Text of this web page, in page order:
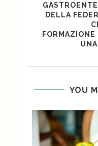
DELLA
FORMAZIONE
YOU